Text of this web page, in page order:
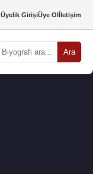
Üyelik GirişiÜye Olİletişim
Ara